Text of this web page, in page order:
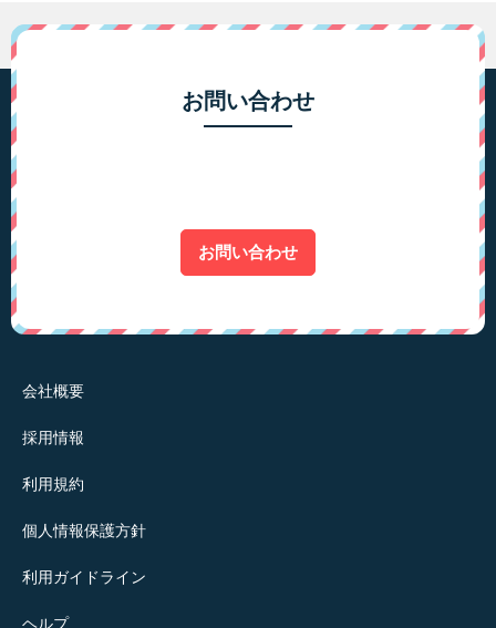
お問い合わせ
お問い合わせ
会社概要
採用情報
利用規約
個人情報保護方針
利用ガイドライン
ヘルプ